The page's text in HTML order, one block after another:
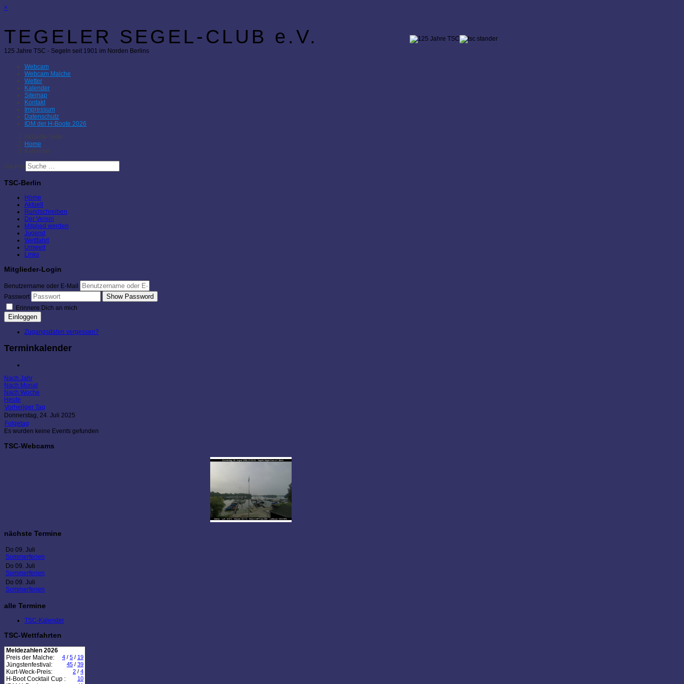
×
TEGELER SEGEL-CLUB e.V.
125 Jahre TSC - Segeln seit 1901 im Norden Berlins
Webcam
Webcam Malche
Wetter
Kalender
Sitemap
Kontakt
Impressum
Datenschutz
IDM der H-Boote 2026
Aktuelle Seite:
Home
Kalender
Suchen
TSC-Berlin
Home
Aktuell
Rundschreiben
Der Verein
Mitglied werden
Jugend
Wettfahrt
Umwelt
Links
Mitglieder-Login
Benutzername oder E-Mail
Passwort
Show Password
Erinnere Dich an mich
Einloggen
Zugangsdaten vergessen?
Terminkalender
Nach Jahr
Nach Monat
Nach Woche
Heute
Vorheriger Tag
Donnerstag, 24. Juli 2025
Folgetag
Es wurden keine Events gefunden
TSC-Webcams
nächste Termine
Do 09. Juli
Sommerferien
Do 09. Juli
Sommerferien
Do 09. Juli
Sommerferien
alle Termine
TSC-Kalender
TSC-Wettfahrten
Meldezahlen 2026
Preis der Malche:
4 / 5 / 19
Jüngstenfestival: 45 / 39
Kurt-Weck-Preis: 2 / 4
H-Boot Cocktail Cup : 10